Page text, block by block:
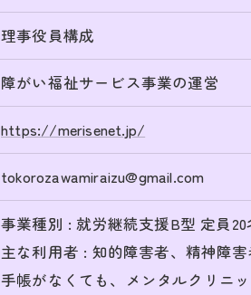
理事役員構成
障がい福祉サービス事業の運営
https://merisenet.jp/
tokorozawamiraizu@gmail.com
事業種別 : 就労継続支援B型 定員
主な利用者 : 知的障害者、精神障
手帳がなくても、メンタルクリニ